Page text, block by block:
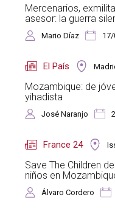
Mercenarios,
asesor: la guerra
Mario Díaz 17/
El País
Mozambique: de
yihadista
José Naranjo
France 24
Save The Children
niños en
Álvaro Cordero